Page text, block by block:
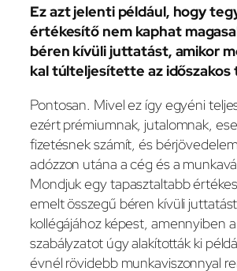
Ez azt jelenti például, hogy
értékesítő nem kaphat
béren kívüli juttatást, amikor
kal túlteljesítette az időszakos
Pontosan. Mivel ez így egyéni
ezért prémiumnak, jutalomnak,
fizetésnek számít, és
adózzon utána a cég és a
Mondjuk egy tapasztaltabb
emelt összegű béren kívüli
kollégájához képest, amennyiben
szabályzatot úgy alakították ki
évnél rövidebb munkaviszonnyal